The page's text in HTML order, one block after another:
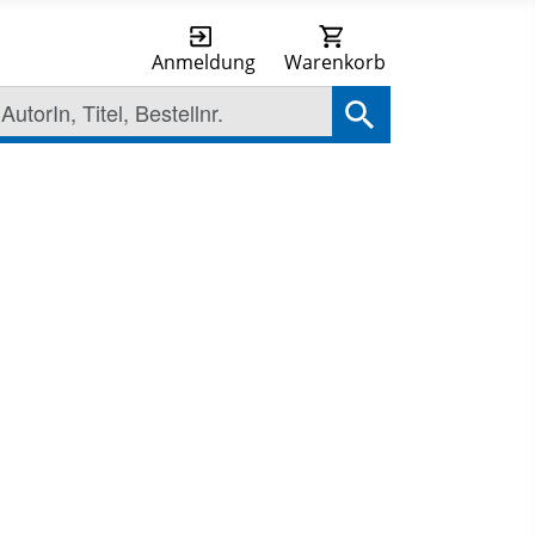
Anmeldung Warenkorb